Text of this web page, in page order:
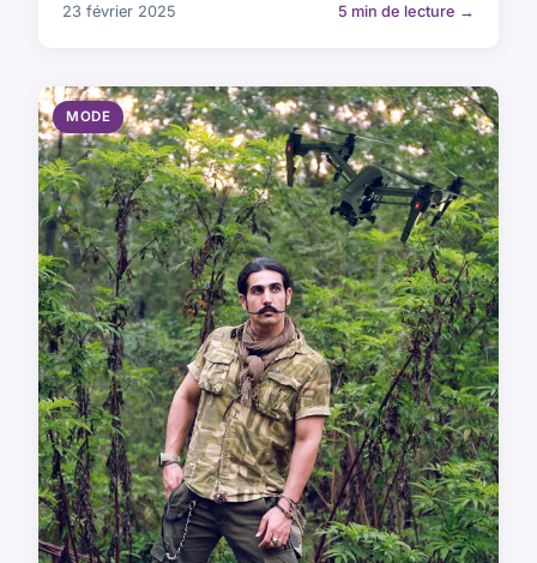
23 février 2025 5 min de lecture →
MODE